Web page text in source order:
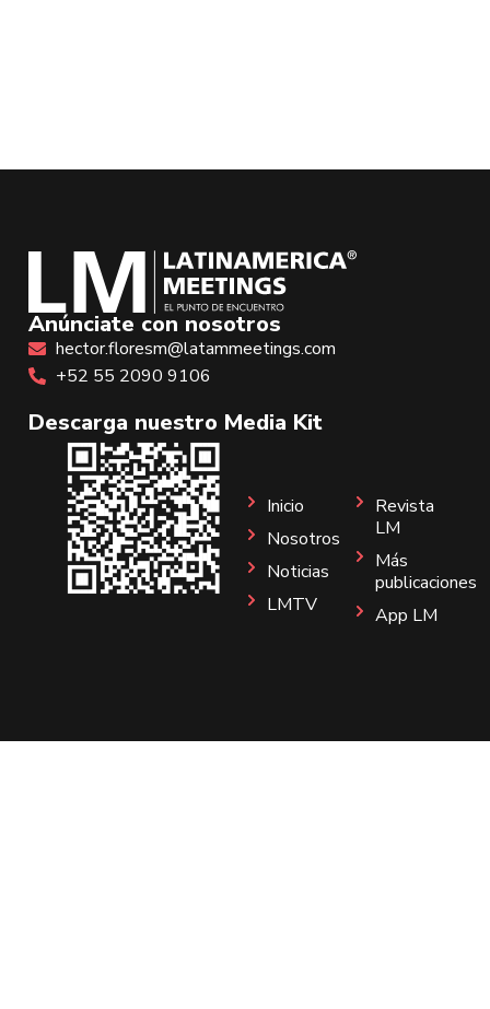
Anúnciate con nosotros
hector.floresm@latammeetings.com
+52 55 2090 9106
Descarga nuestro Media Kit
Inicio
Nosotros
Noticias
LMTV
Revista
LM
Más
publicaciones
App LM